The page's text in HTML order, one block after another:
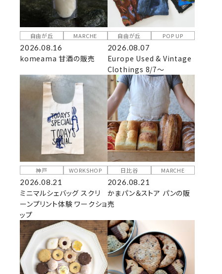
自由が丘 MARCHE
2026.08.16
komeama 甘酒の販売
自由が丘 POP UP
2026.08.07
Europe Used & Vintage
Clothings 8/7～
神戸 WORKSHOP
2026.08.21
ミニマルシェバッグ スクリ
ーンプリント体験 ワークショ
ップ
日比谷 MARCHE
2026.08.21
かまパン＆ストア パンの販
売